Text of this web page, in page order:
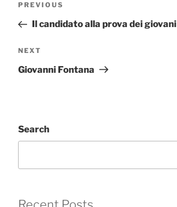
Previous
Post
PREVIOUS
Il candidato alla prova dei giovani
Next
Post
NEXT
Giovanni Fontana
Search